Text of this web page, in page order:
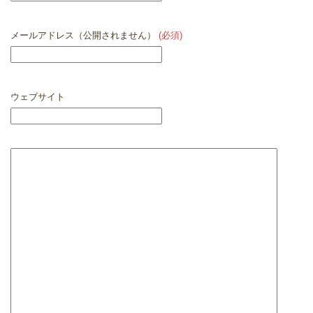
メールアドレス（公開されません） (必須)
ウェブサイト